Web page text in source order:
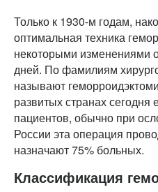
Только к 1930-м годам,
оптимальная техника
некоторыми изменениями
дней. По фамилиям
называют
развитых странах
пациентов, обычно при
России эта операция
назначают 75% больных.
Классификация